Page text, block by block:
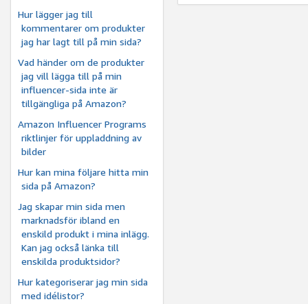
Hur lägger jag till
kommentarer om produkter
jag har lagt till på min sida?
Vad händer om de produkter
jag vill lägga till på min
influencer-sida inte är
tillgängliga på Amazon?
Amazon Influencer Programs
riktlinjer för uppladdning av
bilder
Hur kan mina följare hitta min
sida på Amazon?
Jag skapar min sida men
marknadsför ibland en
enskild produkt i mina inlägg.
Kan jag också länka till
enskilda produktsidor?
Hur kategoriserar jag min sida
med idélistor?